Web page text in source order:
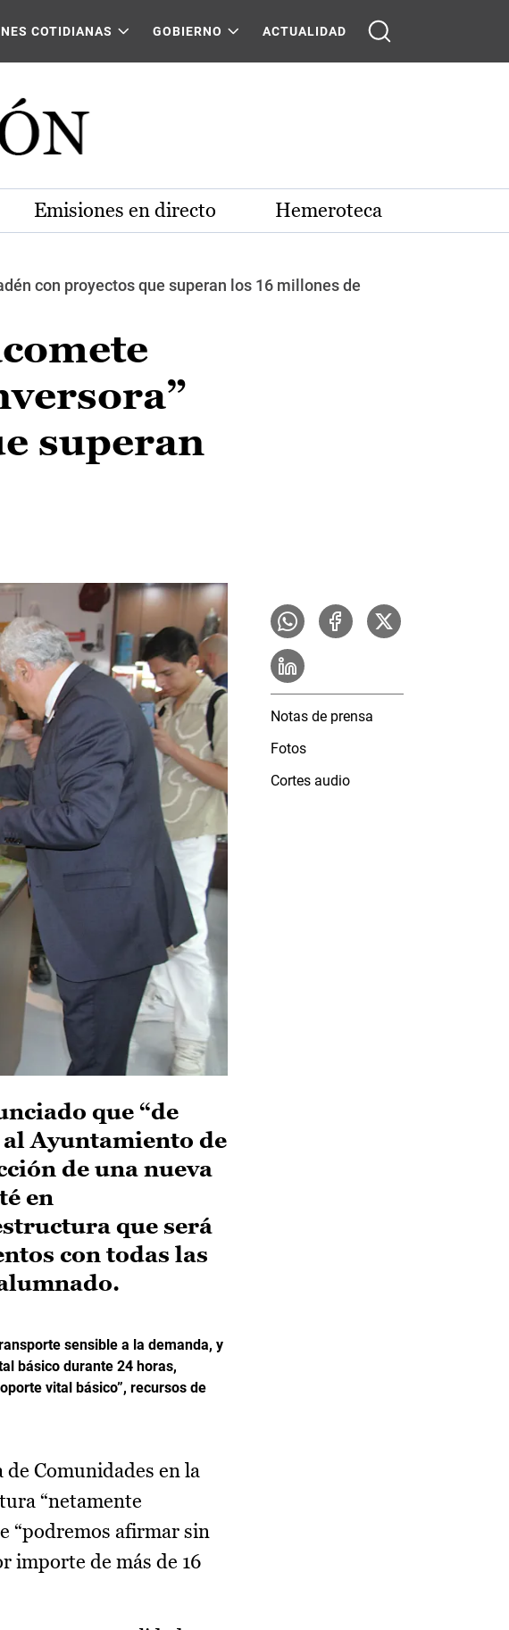
COTIDIANAS GOBIERNO ACTUALIDAD
Emisiones en directo Hemeroteca
con proyectos que superan los 16 millones de
superan
que “de
Ayuntamiento de
de una nueva
en
que será
con todas las
sensible a la demanda, y
básico durante 24 horas,
vital básico”, recursos de
de Comunidades en la
“netamente
“podremos afirmar sin
importe de más de 16
Notas de prensa
Fotos
Cortes audio